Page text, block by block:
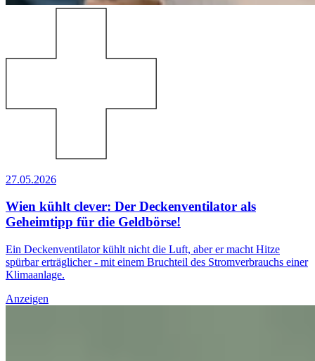
27.05.2026
Wien kühlt clever: Der Deckenventilator als
Geheimtipp für die Geldbörse!
Ein Deckenventilator kühlt nicht die Luft, aber er macht Hitze
spürbar erträglicher - mit einem Bruchteil des Stromverbrauchs einer
Klimaanlage.
Anzeigen